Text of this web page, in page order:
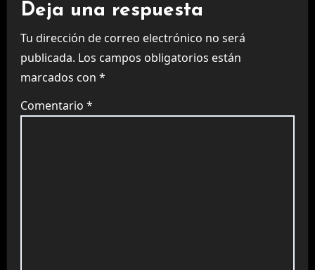
Deja una respuesta
Tu dirección de correo electrónico no será
publicada. Los campos obligatorios están
marcados con *
Comentario *